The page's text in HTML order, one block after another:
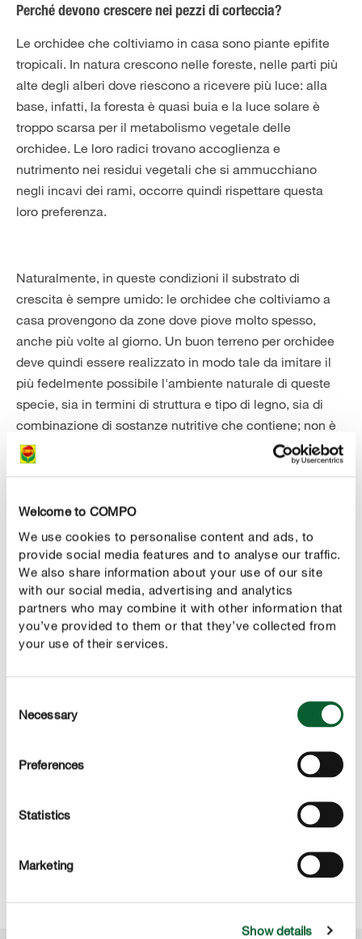
Welcome to COMPO
We use cookies to personalise content and ads, to
provide social media features and to analyse our traffic.
We also share information about your use of our site
with our social media, advertising and analytics
partners who may combine it with other information that
you’ve provided to them or that they’ve collected from
your use of their services.
Selection
Necessary
Preferences
Statistics
Marketing
Show details
Perché devono crescere nei pezzi di corteccia?
Le orchidee che coltiviamo in casa sono piante epifite
tropicali. In natura crescono nelle foreste, nelle parti più
alte degli alberi dove riescono a ricevere più luce: alla
base, infatti, la foresta è quasi buia e la luce solare è
troppo scarsa per il metabolismo vegetale delle
orchidee. Le loro radici trovano accoglienza e
nutrimento nei residui vegetali che si ammucchiano
negli incavi dei rami, occorre quindi rispettare questa
loro preferenza.
Naturalmente, in queste condizioni il substrato di
crescita è sempre umido: le orchidee che coltiviamo a
casa provengono da zone dove piove molto spesso,
anche più volte al giorno. Un buon terreno per orchidee
deve quindi essere realizzato in modo tale da imitare il
più fedelmente possibile l'ambiente naturale di queste
specie, sia in termini di struttura e tipo di legno, sia di
combinazione di sostanze nutritive che contiene; non è
sufficiente utilizzare solo corteccia e un po’ di concime.
La scelta di un substrato specifico per orchidee, di alta
il rinvaso.
Perché c'è la corteccia di pino in un buon substrato
per orchidee?
La corteccia di pino rimane stabile per anni e non si
scompone in compost se non dopo decenni. La
decompone rapidamente, impedendo un'adeguata